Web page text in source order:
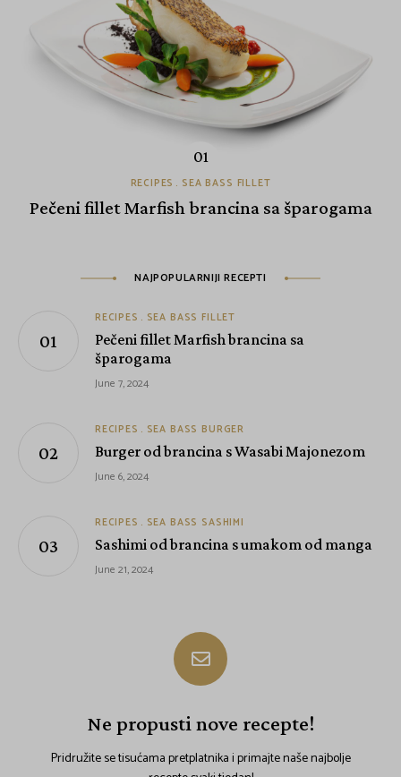
RECIPES SEA BASS FILLET
Pečeni fillet Marfish brancina sa šparogama
NAJPOPULARNIJI RECEPTI
RECIPES SEA BASS FILLET
Pečeni fillet Marfish brancina sa
šparogama
June 7, 2024
RECIPES SEA BASS BURGER
Burger od brancina s Wasabi Majonezom
June 6, 2024
RECIPES SEA BASS SASHIMI
Sashimi od brancina s umakom od manga
June 21, 2024
Ne propusti nove recepte!
Pridružite se tisućama pretplatnika i primajte naše najbolje